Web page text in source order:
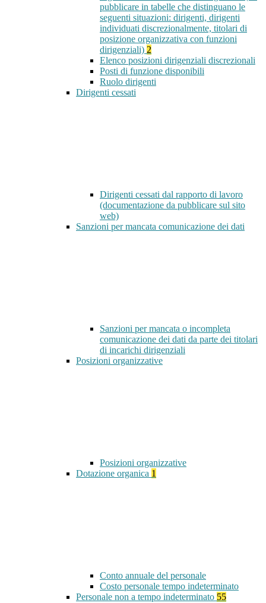
pubblicare in tabelle che distinguano le
seguenti situazioni: dirigenti, dirigenti
individuati discrezionalmente, titolari di
posizione organizzativa con funzioni
dirigenziali) 2
Elenco posizioni dirigenziali discrezionali
Posti di funzione disponibili
Ruolo dirigenti
Dirigenti cessati
Dirigenti cessati dal rapporto di lavoro
(documentazione da pubblicare sul sito
web)
Sanzioni per mancata comunicazione dei dati
Sanzioni per mancata o incompleta
comunicazione dei dati da parte dei titolari
di incarichi dirigenziali
Posizioni organizzative
Posizioni organizzative
Dotazione organica 1
Conto annuale del personale
Costo personale tempo indeterminato
Personale non a tempo indeterminato 55